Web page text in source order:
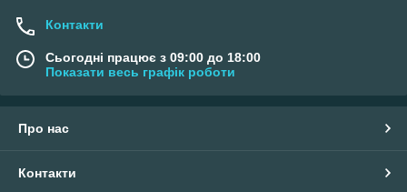
Контакти
Сьогодні працює з 09:00 до 18:00
Показати весь графік роботи
Про нас
Контакти